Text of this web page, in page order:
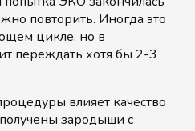
повторить. Иногда это
цикле, но в
переждать хотя бы 2-3
влияет качество
зародыши с